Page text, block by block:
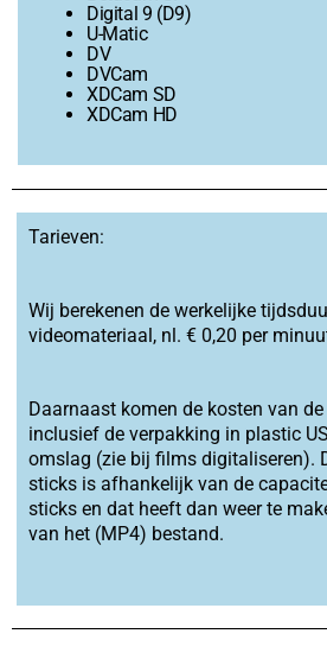
Digital 9 (D9)
U-Matic
DV
DVCam
XDCam SD
XDCam HD
Tarieven:
Wij berekenen de werkelijke
videomateriaal, nl. € 0,20 per
Daarnaast komen de kosten van
inclusief de verpakking in plastic
omslag (zie bij films digitaliseren).
sticks is afhankelijk van de
sticks en dat heeft dan weer te
van het (MP4) bestand.